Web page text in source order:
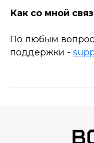
Как со мной
По любым
поддержки -